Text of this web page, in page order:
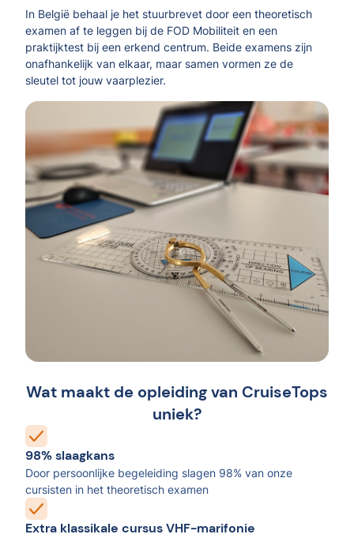
In België behaal je het stuurbrevet door een theoretisch
examen af te leggen bij de FOD Mobiliteit en een
praktijktest bij een erkend centrum. Beide examens zijn
onafhankelijk van elkaar, maar samen vormen ze de
sleutel tot jouw vaarplezier.
Wat maakt de opleiding van CruiseTops
uniek?
98% slaagkans
Door persoonlijke begeleiding slagen 98% van onze
cursisten in het theoretisch examen
Extra klassikale cursus VHF-marifonie